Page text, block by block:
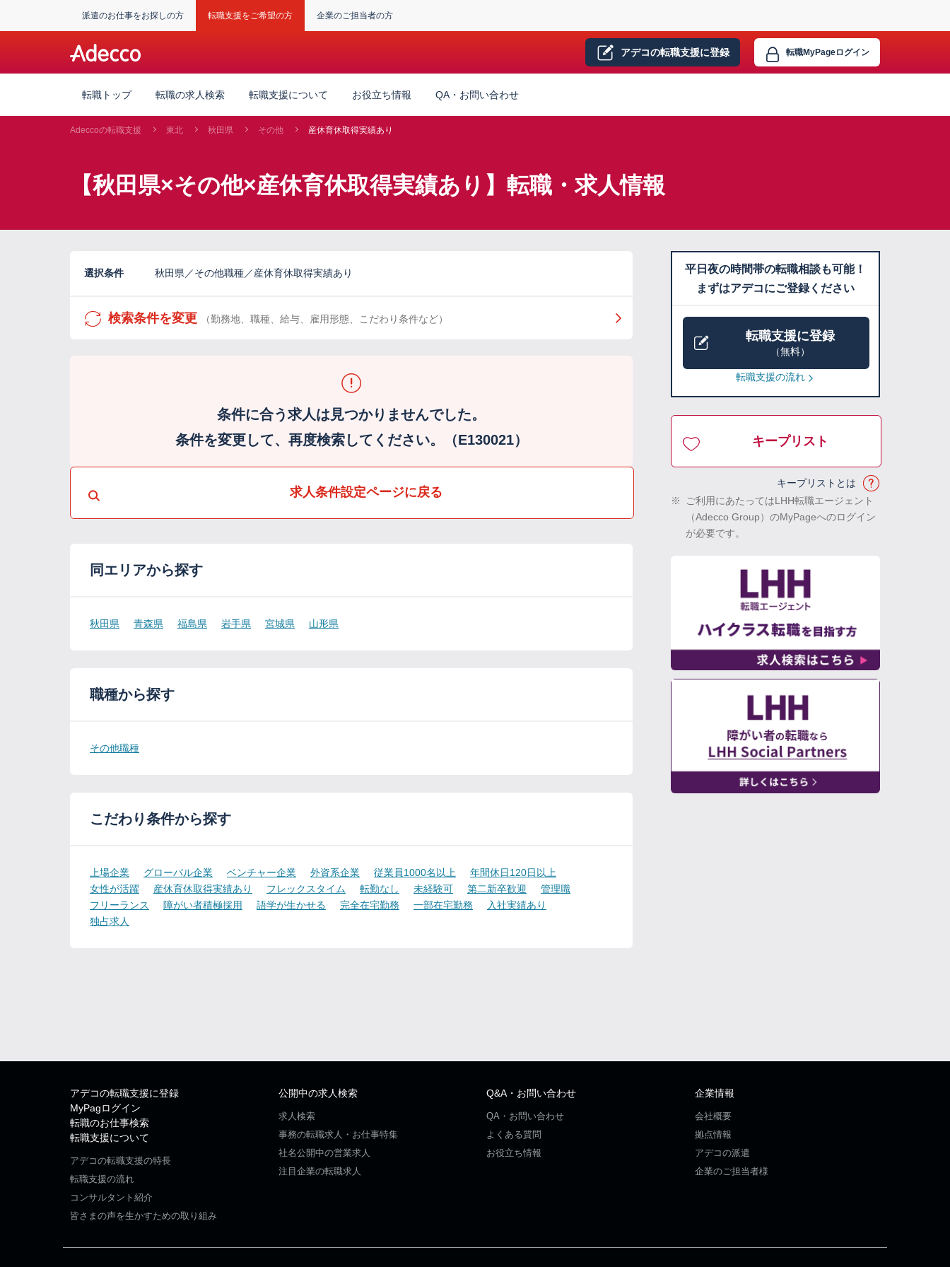
派遣のお仕事をお探しの方 転職支援をご希望の方 企業のご担当者の方
アデコの転職支援に登録 転職MyPageログイン
転職トップ 転職の求人検索 転職支援について お役立ち情報 QA・お問い合わせ
Adeccoの転職支援 東北 秋田県 その他 産休育休取得実績あり
【秋田県×その他×産休育休取得実績あり】転職・求人情報
選択条件 秋田県／その他職種／産休育休取得実績あり
検索条件を変更 （勤務地、職種、給与、雇用形態、こだわり条件など）
条件に合う求人は見つかりませんでした。
条件を変更して、再度検索してください。（E130021）
求人条件設定ページに戻る
同エリアから探す
秋田県 青森県 福島県 岩手県 宮城県 山形県
職種から探す
その他職種
こだわり条件から探す
上場企業 グローバル企業 ベンチャー企業 外資系企業 従業員1000名以上
年間休日120日以上
女性が活躍
産休育休取得実績あり フレックスタイム 転勤なし 未経験可 第二新卒歓迎
管理職
フリーランス
障がい者積極採用 語学が生かせる 完全在宅勤務 一部在宅勤務
入社実績あり
独占求人
平日夜の時間帯の転職相談も可能！
まずはアデコにご登録ください
転職支援に登録
（無料）
転職支援の流れ
キープリスト
キープリストとは
※
ご利用にあたってはLHH転職エージェント
（Adecco Group）のMyPageへのログイン
が必要です。
アデコの転職支援に登録
MyPagログイン
転職のお仕事検索
転職支援について
アデコの転職支援の特長
転職支援の流れ
コンサルタント紹介
皆さまの声を生かすための取り組み
公開中の求人検索
求人検索
事務の転職求人・お仕事特集
社名公開中の営業求人
注目企業の転職求人
Q&A・お問い合わせ
QA・お問い合わせ
よくある質問
お役立ち情報
企業情報
会社概要
拠点情報
アデコの派遣
企業のご担当者様